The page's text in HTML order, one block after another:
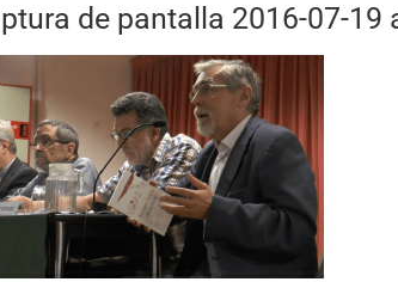
de pantalla 2016-07-19